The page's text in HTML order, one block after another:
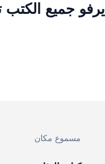
جميع الكتب
مسموع مكان